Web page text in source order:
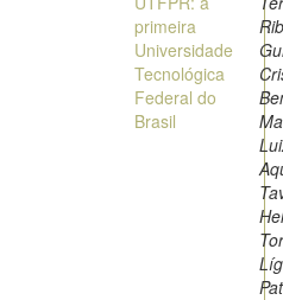
primeira
Universidade
Tecnológica
Federal do
Brasil